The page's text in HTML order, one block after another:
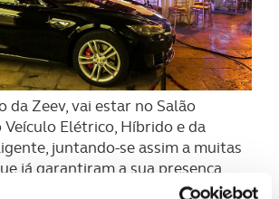
da Zeev, vai estar no Salão
Elétrico, Híbrido e da
juntando-se assim a muitas
já garantiram a sua presença
Kia, Hyundai ou Mitsubishi.